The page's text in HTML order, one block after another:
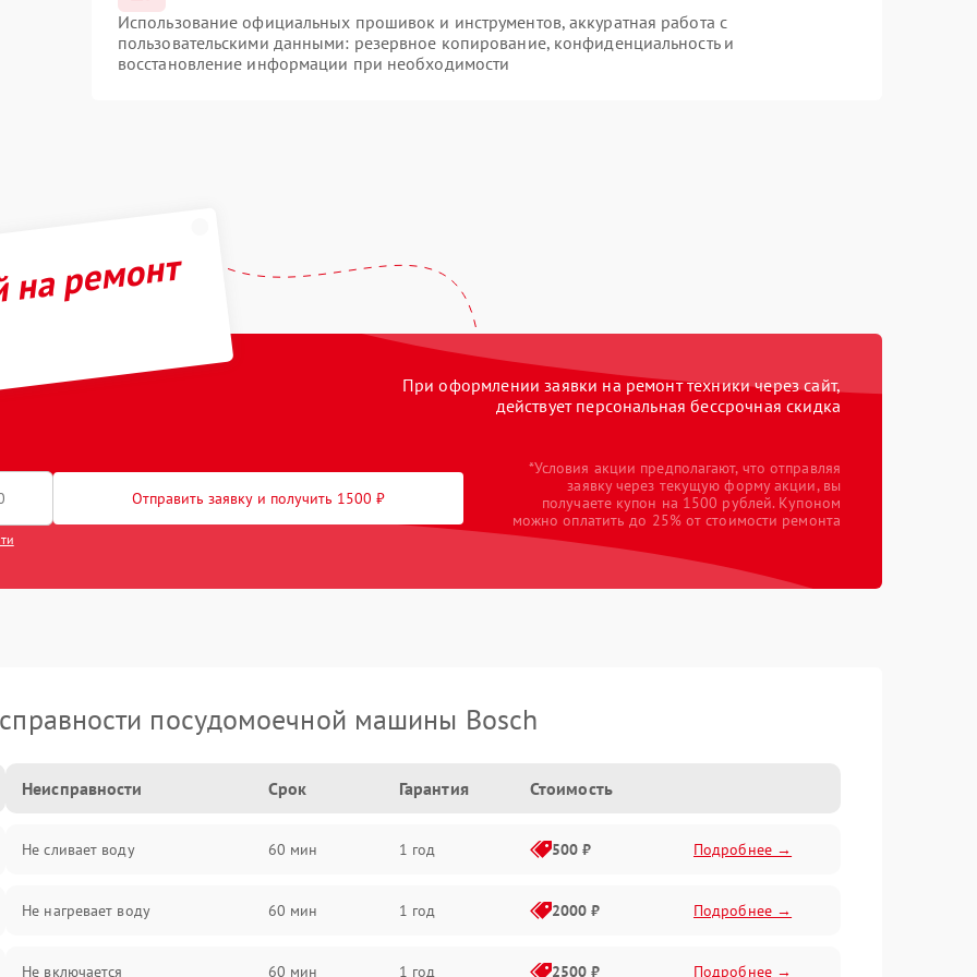
Использование официальных прошивок и инструментов, аккуратная работа с
пользовательскими данными: резервное копирование, конфиденциальность и
восстановление информации при необходимости
ремонт
При оформлении заявки на ремонт техники через сайт,
действует персональная бессрочная скидка
Отправить заявку и получить 1500 ₽
*Условия акции предполагают, что отправляя
заявку через текущую форму акции, вы
получаете купон на 1500 рублей. Купоном
можно оплатить до 25% от стоимости ремонта
посудомоечной машины Bosch
Неисправности Срок Гарантия Стоимость
Не сливает воду 60 мин 1 год 500 ₽ Подробнее →
Не нагревает воду 60 мин 1 год 2000 ₽ Подробнее →
Не включается 60 мин 1 год 2500 ₽ Подробнее →